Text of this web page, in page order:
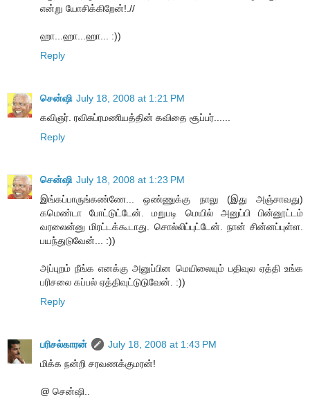
என்று யோசிக்கிறேன்!.//
ஹா...ஹா...ஹா... :))
Reply
சென்ஷி July 18, 2008 at 1:21 PM
கவிஞர். ரவிசுப்ரமணியத்தின் கவிதை சூப்பர்......
Reply
சென்ஷி July 18, 2008 at 1:23 PM
இங்கப்பாருங்கண்ணே... ஒண்ணுக்கு நாலு (இது அஞ்சாவது)
கமெண்டா போட்டுட்டேன். மறுபடி மெயில் அனுப்பி பின்னூட்டம்
வரலைன்னு மிரட்டக்கூடாது. சொல்லிப்புட்டேன். நான் சின்னப்புள்ள.
பயந்துடுவேன்... :))
அப்புறம் நீங்க எனக்கு அனுப்பின மெயிலையும் பதிவுல ஏத்தி உங்க
பரிசலை கப்பல் ஏத்திவுட்டுடுவேன். :))
Reply
பரிசல்காரன்
July 18, 2008 at 1:43 PM
மிக்க நன்றி சரவணக்குமரன்!
@ சென்ஷி..